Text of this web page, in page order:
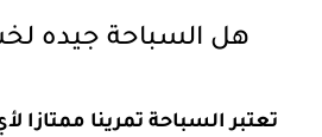
هل السباحة جيده
تعتبر السباحة تمرينا